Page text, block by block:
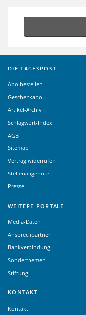
DIE TAGESPOST
Abo bestellen
Geschenkabo
Artikel-Archiv
Schlagwort-Index
AGB
Sitemap
Vertrag widerrufen
Stellenangebote
Presse
WEITERE PORTALE
Media-Daten
Ansprechpartner
Bankverbindung
Sonderthemen
Stiftung
KONTAKT
Kontakt